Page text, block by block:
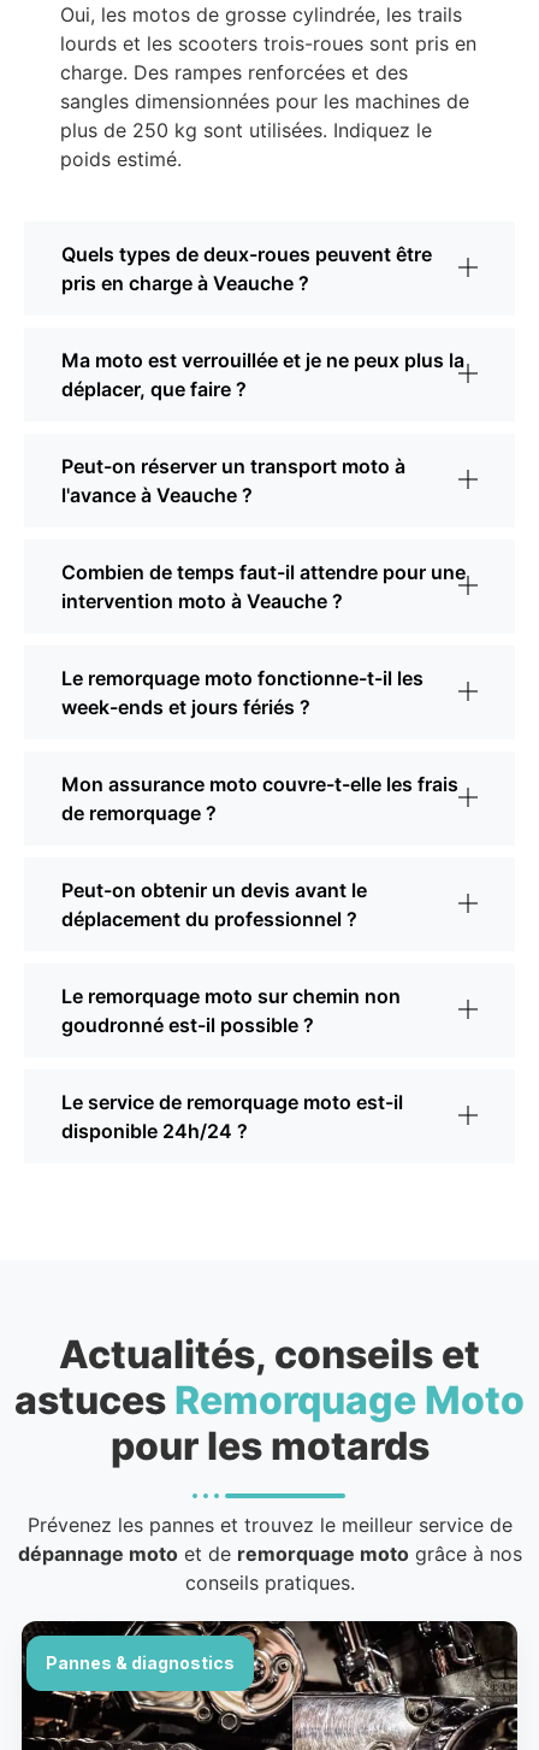
Oui, les motos de grosse cylindrée, les trails
lourds et les scooters trois-roues sont pris en
charge. Des rampes renforcées et des
sangles dimensionnées pour les machines de
plus de 250 kg sont utilisées. Indiquez le
poids estimé.
Quels types de deux-roues peuvent être
pris en charge à Veauche ?
Ma moto est verrouillée et je ne peux plus la
déplacer, que faire ?
Peut-on réserver un transport moto à
l'avance à Veauche ?
Combien de temps faut-il attendre pour une
intervention moto à Veauche ?
Le remorquage moto fonctionne-t-il les
week-ends et jours fériés ?
Mon assurance moto couvre-t-elle les frais
de remorquage ?
Peut-on obtenir un devis avant le
déplacement du professionnel ?
Le remorquage moto sur chemin non
goudronné est-il possible ?
Le service de remorquage moto est-il
disponible 24h/24 ?
Actualités, conseils et
astuces Remorquage Moto
pour les motards
Prévenez les pannes et trouvez le meilleur service de
dépannage motoet de remorquage motogrâce à nos
conseils pratiques.
Pannes & diagnostics